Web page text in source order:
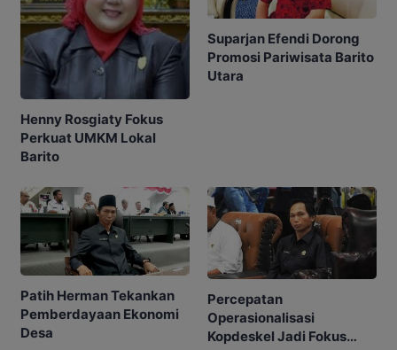
Henny Rosgiaty Fokus
Perkuat UMKM Lokal
Barito
Suparjan Efendi Dorong
Promosi Pariwisata Barito
Utara
Patih Herman Tekankan
Pemberdayaan Ekonomi
Desa
Percepatan
Operasionalisasi
Kopdeskel Jadi Fokus